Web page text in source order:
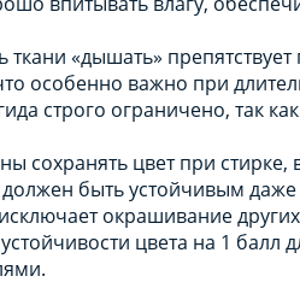
«дышать» препятствует
особенно важно при
строго ограничено, так
сохранять цвет при стирке,
быть устойчивым
окрашивание
цвета на 1 балл